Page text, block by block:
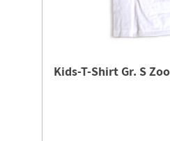
Kids-T-Shirt Gr. S